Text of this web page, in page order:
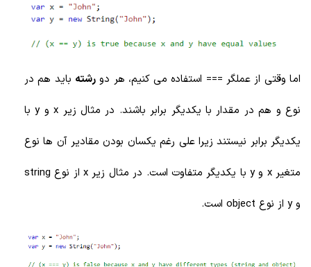
اما وقتی از عملگر === استفاده می کنیم، هر دورشته باید هم در
نوع و هم در مقدار با یکدیگر برابر باشند. در مثال زیر x و y با
یکدیگر برابر نیستند زیرا علی رغم یکسان بودن مقادیر آن ها نوع
متغیر x و y با یکدیگر متفاوت است. در مثال زیر x از نوع string
و y از نوع object است.